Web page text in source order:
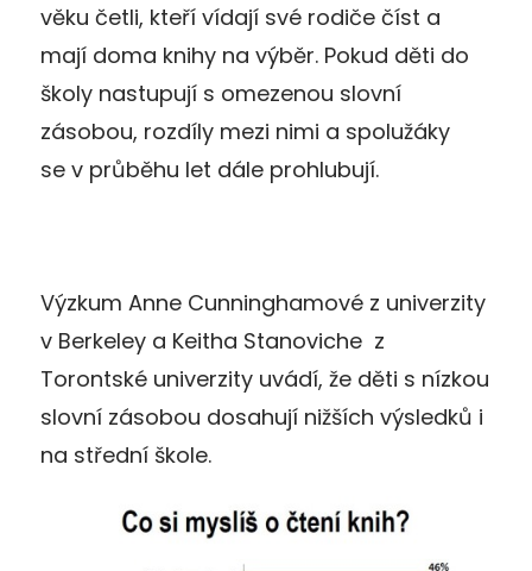
věku četli, kteří vídají své rodiče číst a
mají doma knihy na výběr. Pokud děti do
školy nastupují s omezenou slovní
zásobou, rozdíly mezi nimi a spolužáky
se v průběhu let dále prohlubují.
Výzkum Anne Cunninghamové z univerzity
v Berkeley a Keitha Stanoviche z
Torontské univerzity uvádí, že děti s nízkou
slovní zásobou dosahují nižších výsledků i
na střední škole.